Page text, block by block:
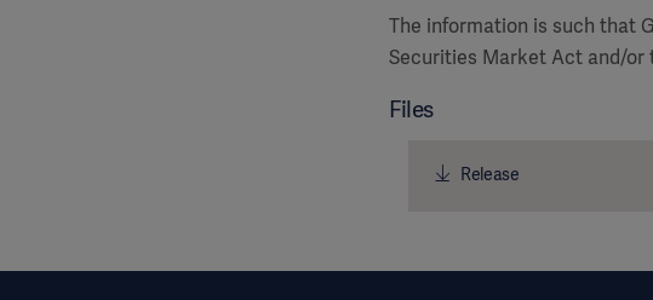
The information is such that
Securities Market Act and/or
Files
Release